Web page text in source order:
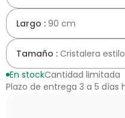
Largo : 90 cm
Tamaño : Cristalera
En stockCantidad limitada
Plazo de entrega 3 a 5 días